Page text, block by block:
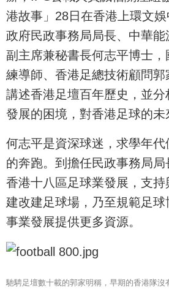
港故事」28日在香港上環文
政府民政事務局局長、中華
副主席兼秘書長何志平博士
練導師、香港足總技術顧問郭
講述香港足壇百年歷史，並
發展的困境，對香港足球的未
何志平是資深球迷，求學年
的奔跑。到擔任民政事務局
香港十八區足球業發展，支
建改建足球場，乃至規範足
事業發展提供更多資源。
馳騁足壇數十載的郭家明稱，早期的香港隊沒